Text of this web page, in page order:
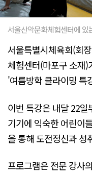
서울산악문화체험센터에 있
서울특별시체육회(회
체험센터(마포구 소재
'여름방학 클라이밍 특
이번 특강은 내달 22
기기에 익숙한 어린이
을 통해 도전정신과 성
프로그램은 전문 강사